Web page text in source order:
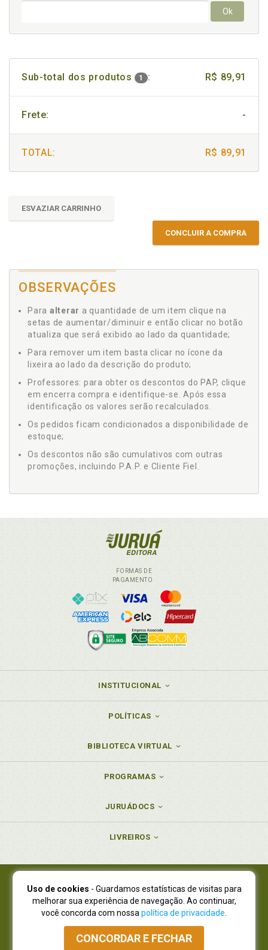
Ok
Sub-total dos produtos 1 : R$ 89,91
Frete: -
TOTAL: R$ 89,91
ESVAZIAR CARRINHO
CONCLUIR A COMPRA
OBSERVAÇÕES
Para alterar a quantidade de um item clique na
setas de aumentar/diminuir e então clicar no botão
atualiza que será exibido ao lado da quantidade;
Para remover um item basta clicar no ícone da
lixeira ao lado da descrição do produto;
Professores: para obter os descontos do PAP, clique
em encerra compra e identifique-se. Após essa
identificação os valores serão recalculados.
Os pedidos ficam condicionados a disponibilidade de
estoque;
Os descontos não são cumulativos com outras
promoções, incluindo P.A.P. e Cliente Fiel.
FORMAS DE
PAGAMENTO
INSTITUCIONAL
POLÍTICAS
BIBLIOTECA VIRTUAL
PROGRAMAS
JURUÁDOCS
LIVREIROS
Juruá Editora Ltda., CNPJ 77.535.508/0001-19
Juruá Informática Ltda., CNPJ 01.701.561/0001-80
NOVO ENDEREÇO:R. Flávio Dallegrave, 7665, São Lourenço |
Curitiba - Paraná - CEP 82210-310
Atendimento: (41) 4009-3900|Vendas Atacado: (41) 4009-3939
Uso de cookies - Guardamos estatísticas de visitas para
melhorar sua experiência de navegação. Ao continuar,
você concorda com nossa política de privacidade
CONCORDAR E FECHAR